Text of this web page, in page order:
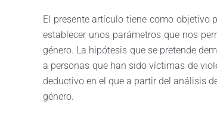
El presente artículo tiene como objetivo
establecer unos parámetros que nos
género. La hipótesis que se pretende
a personas que han sido víctimas de
deductivo en el que a partir del análisis
género.